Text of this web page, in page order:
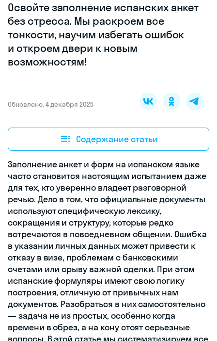
Освойте заполнение испанских анкет
без стресса. Мы раскроем все
тонкости, научим избегать ошибок
и откроем двери к новым
возможностям!
Обновлено: 4 декабря 2025
Содержание статьи
Заполнение анкет и форм на испанском языке
часто становится настоящим испытанием даже
для тех, кто уверенно владеет разговорной
речью. Дело в том, что официальные документы
используют специфическую лексику,
сокращения и структуру, которые редко
встречаются в повседневном общении. Ошибка
в указании личных данных может привести к
отказу в визе, проблемам с банковскими
счетами или срыву важной сделки. При этом
испанские формуляры имеют свою логику
построения, отличную от привычных нам
документов. Разобраться в них самостоятельно
— задача не из простых, особенно когда
времени в обрез, а на кону стоят серьезные